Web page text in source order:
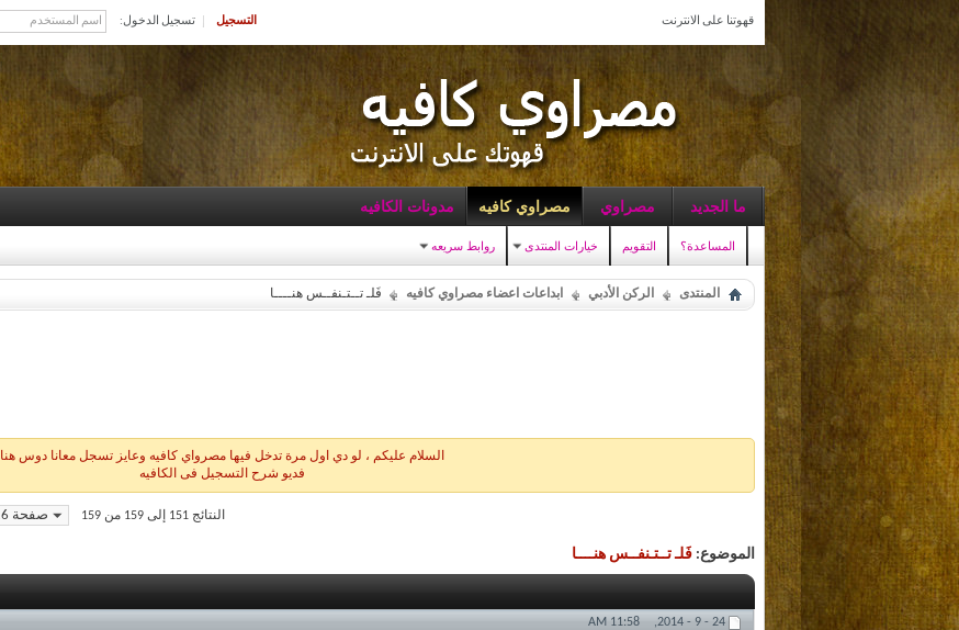
قهوتنا على الانترنت التسجيل تسجيل الدخول:
ما الجديد مصراوي مصراوي كافيه
المساعدة؟ التقويم خيارات المنتدى روابط سريعه
مدونات الكافيه
المنتدى الركن الأدبي ابداعات اعضاء مصراوي كافيه فَلـ تــتـنفــس هنــــا
السلام عليكم ، لو دي اول مرة تدخل فيها مصرواي كافيه وعايز تسجل معانا دوس هنا
فديو شرح التسجيل فى الكافيه
صفحة 16 من 16 النتائج 151 إلى 159 من 159
الموضوع: فَلـ تــتـنفــس هنــــا
24 - 9 - 2014,
11:58 AM